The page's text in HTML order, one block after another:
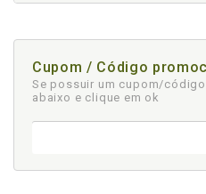
Cupom / Código
Se possuir um cupom/
abaixo e clique em ok